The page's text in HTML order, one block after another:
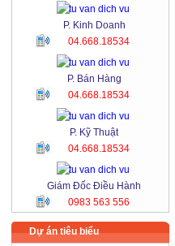
P. Kinh Doanh
04.668.18534
P. Bán Hàng
04.668.18534
P. Kỹ Thuật
04.668.18534
Giám Đốc Điều Hành
0983 563 556
Dự án tiêu biểu